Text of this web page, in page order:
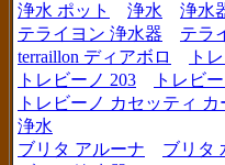
浄水 ポット
浄水 浄水
テライヨン 浄水器
テラ
terraillon ディアボロ
ト
トレビーノ 203
トレビ
トレビーノ カセッティ
浄水
ブリタ アルーナ
ブリタ